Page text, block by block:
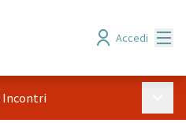
Accedi
Incontri